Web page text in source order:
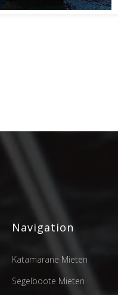
Navigation
Katamarane Mieten
Segelboote Mieten